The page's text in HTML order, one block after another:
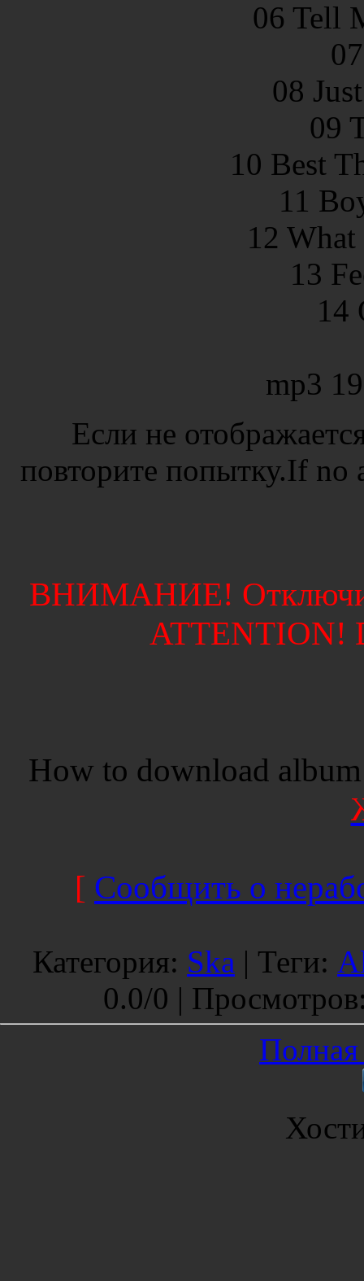
06 Tell
08
09
10 Best
11
12
13
14
mp3
Если не
повторите попытку.If
ВНИМАНИЕ!
ATTENTION!
How to download
[ Сообщить о
Категория: Ska | Теги:
0.0/0 | Просмотров
Полная